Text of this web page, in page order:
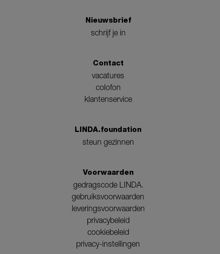
Nieuwsbrief
schrijf je in
Contact
vacatures
colofon
klantenservice
LINDA.foundation
steun gezinnen
Voorwaarden
gedragscode LINDA.
gebruiksvoorwaarden
leveringsvoorwaarden
privacybeleid
cookiebeleid
privacy-instellingen